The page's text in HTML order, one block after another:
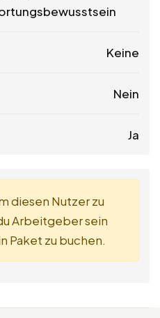
Keine
Nein
Ja
diesen Nutzer zu
Arbeitgeber sein
Paket zu buchen.